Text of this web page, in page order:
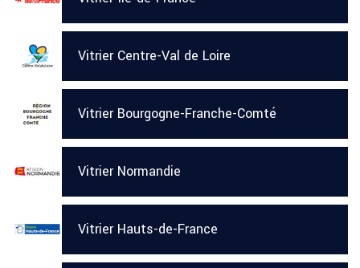
Vitrier Centre-Val de Loire
Vitrier Bourgogne-Franche-Comté
Vitrier Normandie
Vitrier Hauts-de-France